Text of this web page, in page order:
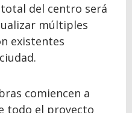
del centro será
múltiples
existentes
comiencen a
todo el proyecto